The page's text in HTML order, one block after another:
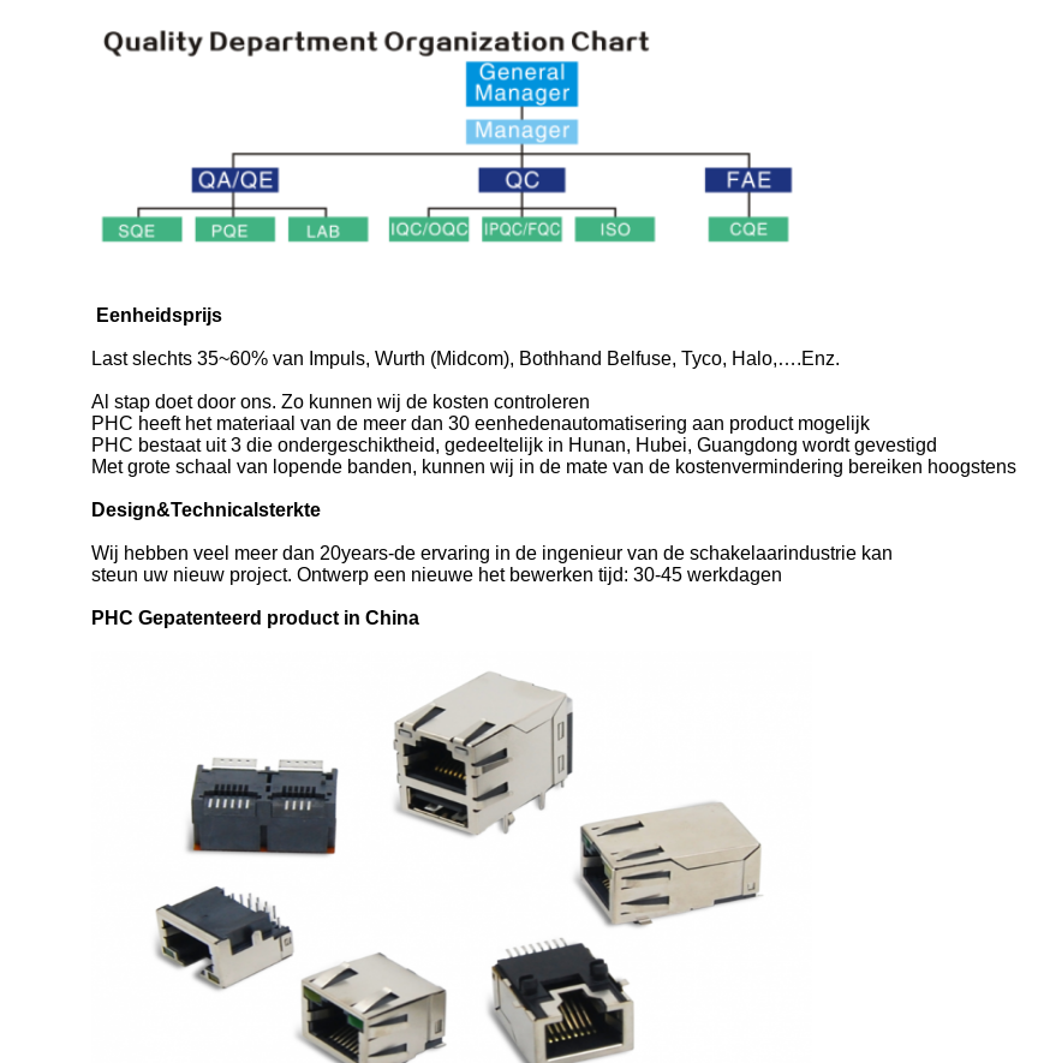
Eenheidsprijs
Last slechts 35~60% van Impuls, Wurth (Midcom), Bothhand Belfuse, Tyco, Halo,….Enz.
Al stap doet door ons. Zo kunnen wij de kosten controleren
PHC heeft het materiaal van de meer dan 30 eenhedenautomatisering aan product mogelijk
PHC bestaat uit 3 die ondergeschiktheid, gedeeltelijk in Hunan, Hubei, Guangdong wordt gevestigd
Met grote schaal van lopende banden, kunnen wij in de mate van de kostenvermindering bereiken hoogstens
Design&Technicalsterkte
Wij hebben veel meer dan 20years-de ervaring in de ingenieur van de schakelaarindustrie kan
steun uw nieuw project. Ontwerp een nieuwe het bewerken tijd: 30-45 werkdagen
PHC Gepatenteerd product in China